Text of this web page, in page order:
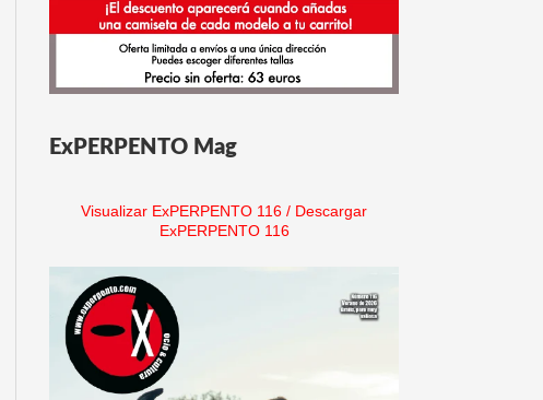
ExPERPENTO Mag
Visualizar ExPERPENTO 116 / Descargar
ExPERPENTO 116